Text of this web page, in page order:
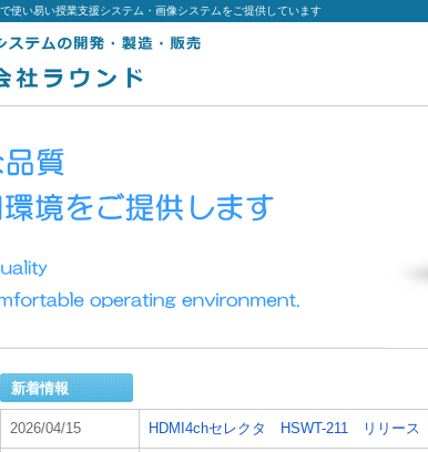
使い易い授業支援システム・画像システムをご提供しています
新着情報
2026/04/15 HDMI4chセレクタ HSWT-211 リリース